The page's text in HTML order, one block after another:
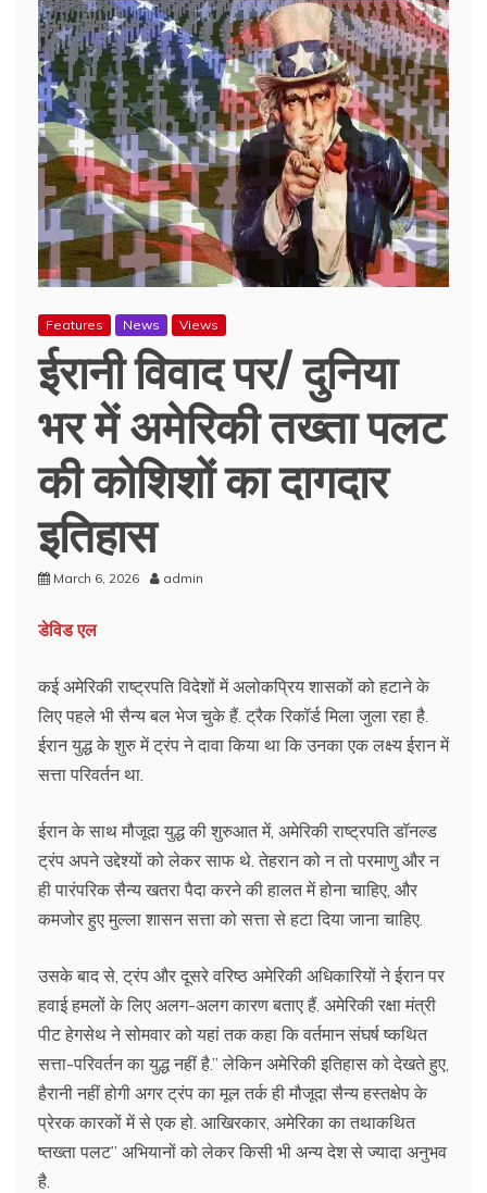
Features News Views
ईरानी विवाद पर/ दुनिया
भर में अमेरिकी तख्ता पलट
की कोशिशों का दागदार
इतिहास
March 6, 2026 admin
डेविड एल
कई अमेरिकी राष्ट्रपति विदेशों में अलोकप्रिय शासकों को हटाने के
लिए पहले भी सैन्य बल भेज चुके हैं. ट्रैक रिकॉर्ड मिला जुला रहा है.
ईरान युद्ध के शुरु में ट्रंप ने दावा किया था कि उनका एक लक्ष्य ईरान में
सत्ता परिवर्तन था.
ईरान के साथ मौजूदा युद्ध की शुरुआत में, अमेरिकी राष्ट्रपति डॉनल्ड
ट्रंप अपने उद्देश्यों को लेकर साफ थे. तेहरान को न तो परमाणु और न
ही पारंपरिक सैन्य खतरा पैदा करने की हालत में होना चाहिए, और
कमजोर हुए मुल्ला शासन सत्ता को सत्ता से हटा दिया जाना चाहिए.
उसके बाद से, ट्रंप और दूसरे वरिष्ठ अमेरिकी अधिकारियों ने ईरान पर
हवाई हमलों के लिए अलग-अलग कारण बताए हैं. अमेरिकी रक्षा मंत्री
पीट हेगसेथ ने सोमवार को यहां तक कहा कि वर्तमान संघर्ष ष्कथित
सत्ता-परिवर्तन का युद्ध नहीं है.” लेकिन अमेरिकी इतिहास को देखते हुए,
हैरानी नहीं होगी अगर ट्रंप का मूल तर्क ही मौजूदा सैन्य हस्तक्षेप के
प्रेरक कारकों में से एक हो. आखिरकार, अमेरिका का तथाकथित
ष्तख्ता पलट” अभियानों को लेकर किसी भी अन्य देश से ज्यादा अनुभव
है.